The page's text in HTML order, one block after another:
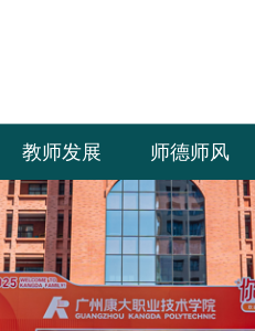
教师发展 师德师风